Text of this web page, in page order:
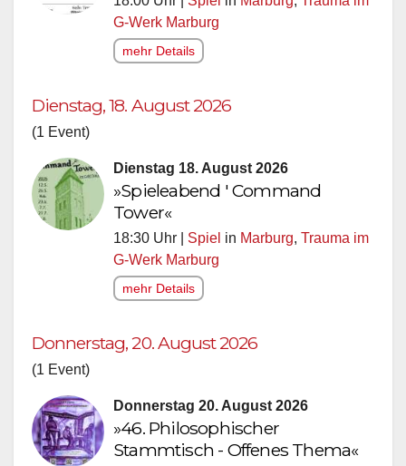
G-Werk Marburg
mehr Details
Dienstag, 18. August 2026
(1 Event)
Dienstag 18. August 2026
»Spieleabend ' Command
Tower«
18:30 Uhr | Spiel in Marburg, Trauma im
G-Werk Marburg
mehr Details
Donnerstag, 20. August 2026
(1 Event)
Donnerstag 20. August 2026
»46. Philosophischer
Stammtisch - Offenes Thema«